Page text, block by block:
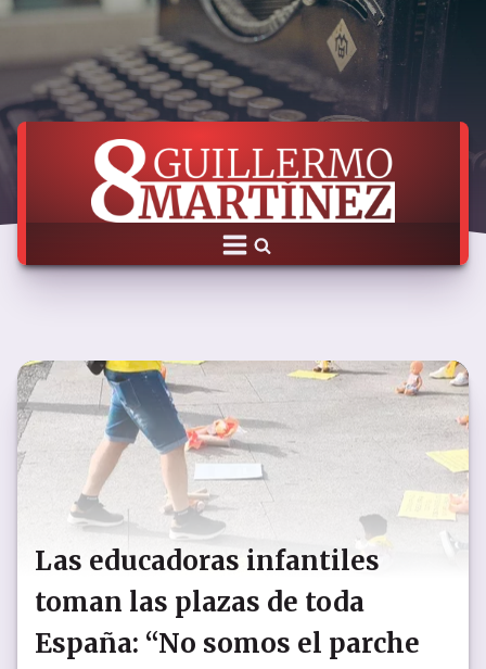
Las educadoras infantiles
toman las plazas de toda
España: “No somos el parche